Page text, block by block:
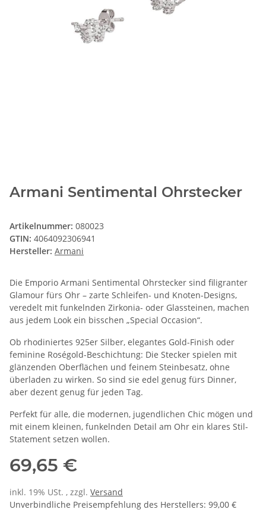
Armani Sentimental Ohrstecker
Artikelnummer: 080023
GTIN: 4064092306941
Hersteller: Armani
Die Emporio Armani Sentimental Ohrstecker sind filigranter
Glamour fürs Ohr – zarte Schleifen- und Knoten-Designs,
veredelt mit funkelnden Zirkonia- oder Glassteinen, machen
aus jedem Look ein bisschen „Special Occasion“.
Ob rhodiniertes 925er Silber, elegantes Gold-Finish oder
feminine Roségold-Beschichtung: Die Stecker spielen mit
glänzenden Oberflächen und feinem Steinbesatz, ohne
überladen zu wirken. So sind sie edel genug fürs Dinner,
aber dezent genug für jeden Tag.
Perfekt für alle, die modernen, jugendlichen Chic mögen und
mit einem kleinen, funkelnden Detail am Ohr ein klares Stil-
Statement setzen wollen.
69,65 €
inkl. 19% USt. , zzgl. Versand
Unverbindliche Preisempfehlung des Herstellers: 99,00 €